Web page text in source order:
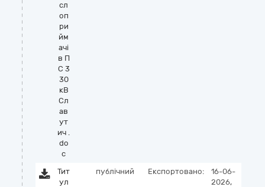
сл
оп
ри
йм
ачі
в П
С 3
30
кВ
Сл
ав
ут
ич .
do
c
Тит
ул
публічний Експортовано:
16-06-
2026,